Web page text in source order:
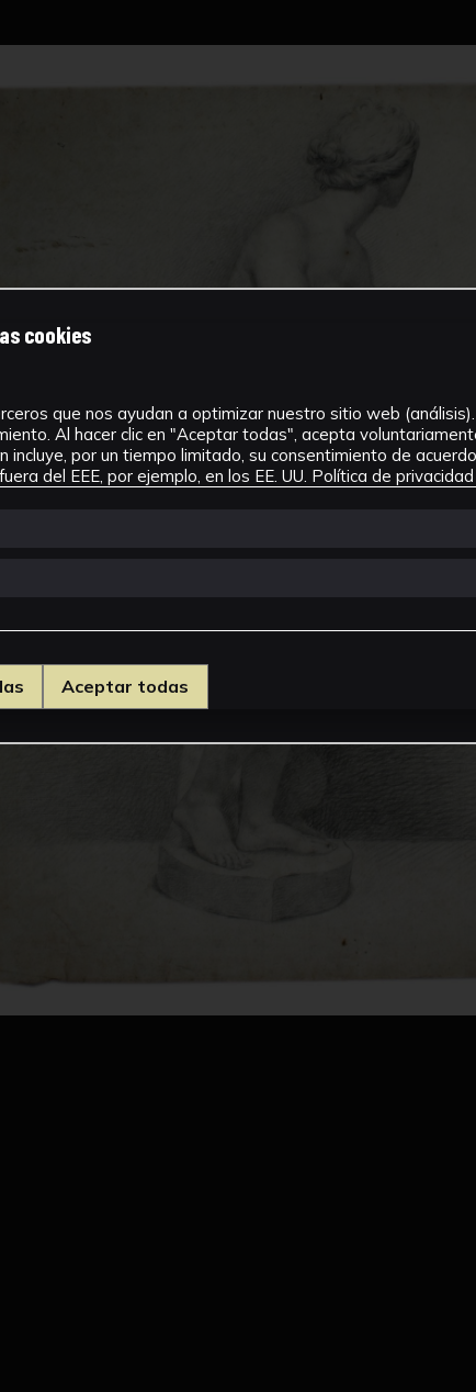
cookies
que nos ayudan a optimizar nuestro sitio web
Al hacer clic en "Aceptar todas", acepta
incluye, por un tiempo limitado, su consentimiento de
del EEE, por ejemplo, en los EE. UU. Política de privacidad
Aceptar todas